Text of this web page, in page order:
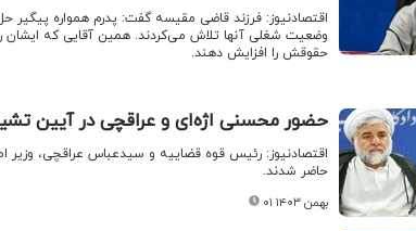
اقتصادنیوز: فرزند قاضی مقیسه گفت: پدرم همواره پیگیر
حقوقش را افزایش دهند.
حضور محسنی اژه‌ای و عراقچی در آیین
اقتصادنیوز: رئیس قوه قضاییه و سیدعباس عراقچی، وزیر
حاضر شدند.
۰۱ بهمن ۱۴۰۳